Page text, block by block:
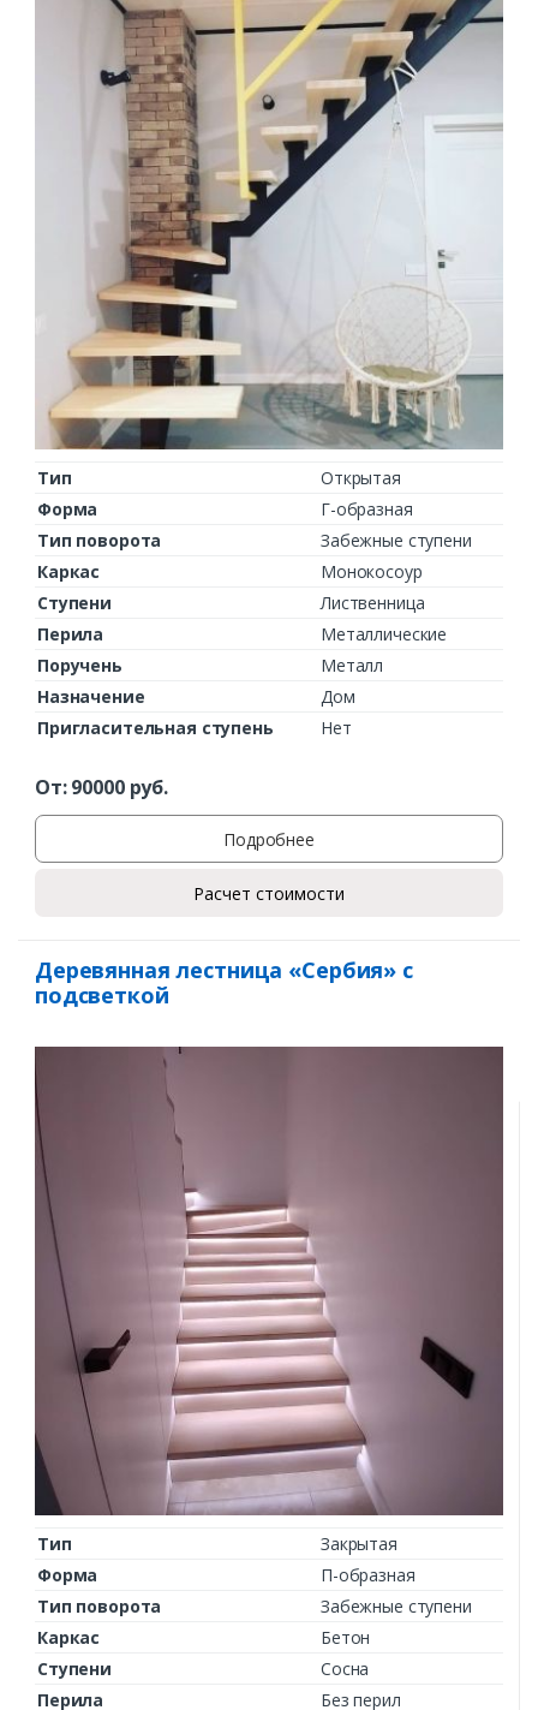
Тип
Открытая
Форма
Г-образная
Тип поворота
Забежные ступени
Каркас
Монокосоур
Ступени
Лиственница
Перила
Металлические
Поручень
Металл
Назначение
Дом
Пригласительная ступень
Нет
От:90000руб.
Подробнее
Расчет стоимости
Деревянная лестница «Сербия» с
подсветкой
Тип
Закрытая
Форма
П-образная
Тип поворота
Забежные ступени
Каркас
Бетон
Ступени
Сосна
Перила
Без перил